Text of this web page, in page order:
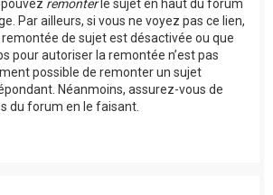
remonterle sujet en haut du forum
Par ailleurs, si vous ne voyez pas ce lien,
de sujet est désactivée ou que
pour autoriser la remontée n’est pas
possible de remonter un sujet
Néanmoins, assurez-vous de
du forum en le faisant.